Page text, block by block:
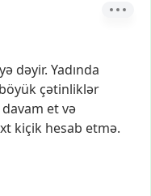
dəyir. Yadında
böyük çətinliklər
davam etvə
kiçik hesab etmə.